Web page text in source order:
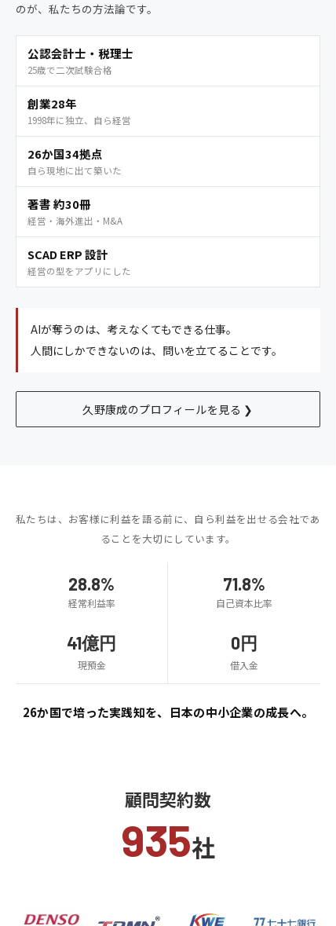
のが、私たちの方法論です。
公認会計士・税理士
25歳で二次試験合格
創業28年
1998年に独立、自ら経営
26か国34拠点
自ら現地に出て築いた
著書 約30冊
経営・海外進出・M&A
SCAD ERP 設計
経営の型をアプリにした
AIが奪うのは、考えなくてもできる仕事。
人間にしかできないのは、問いを立てることです。
久野康成のプロフィールを見る ❯
私たちは、お客様に利益を語る前に、 自ら利益を出せる会社であ
ることを大切にしています。
28.8%
経常利益率
71.8%
自己資本比率
41億円
現預金
0円
借入金
26か国で培った実践知を、 日本の中小企業の成長へ。
顧問契約数
935社